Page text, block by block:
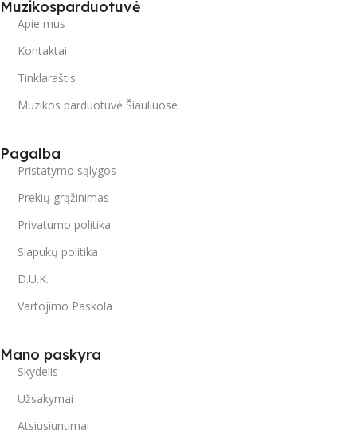
Muzikosparduotuvė
Apie mus
Kontaktai
Tinklaraštis
Muzikos parduotuvė Šiauliuose
Pagalba
Pristatymo sąlygos
Prekių grąžinimas
Privatumo politika
Slapukų politika
D.U.K.
Vartojimo Paskola
Mano paskyra
Skydelis
Užsakymai
Atsiusiuntimai